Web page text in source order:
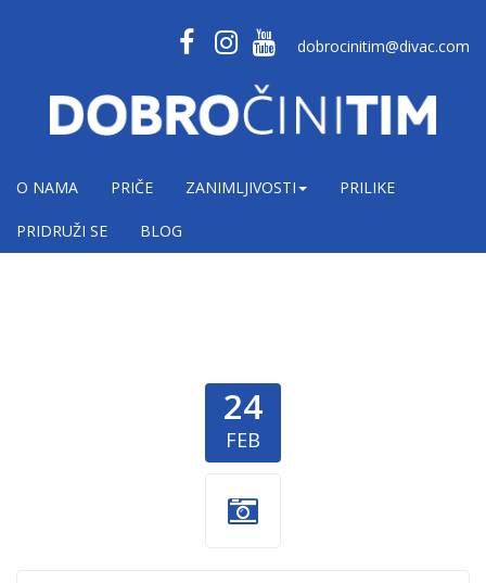
dobrocinitim@divac.com
O NAMA PRIČE ZANIMLJIVOSTI PRILIKE
PRIDRUŽI SE BLOG
24
FEB